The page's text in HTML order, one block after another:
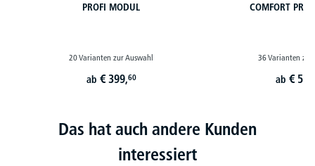
PROFI MODUL
20 Varianten zur Auswahl
ab € 399,60
COMFORT
36 Varianten zur
ab €
Das hat auch andere Kunden
interessiert